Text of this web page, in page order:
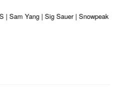
Yang | Sig Sauer | Snowpeak | Umarex